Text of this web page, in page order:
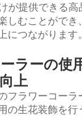
が提供できる
しむことができ
につながります。
ラーの使
上
フラワーコーラ
の生花装飾を行